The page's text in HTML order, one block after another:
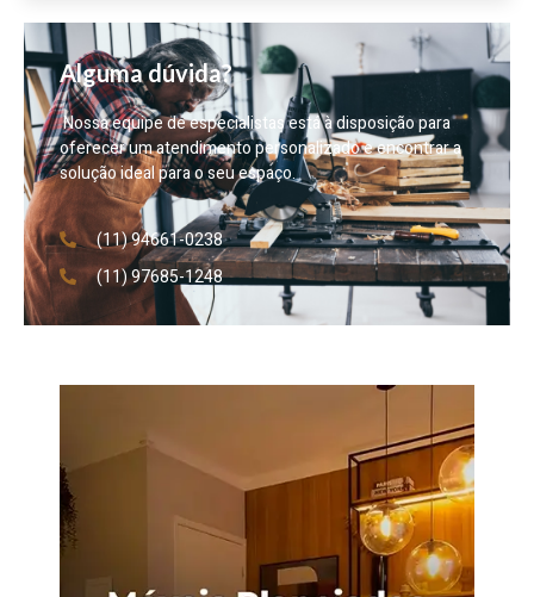
Alguma dúvida?
Nossa equipe de especialistas está à disposição para
oferecer um atendimento personalizado e encontrar a
solução ideal para o seu espaço.
(11) 94661-0238
(11) 97685-1248